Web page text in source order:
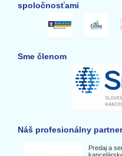
spoločnosťami
Sme členom
Náš profesionálny
Predaj a